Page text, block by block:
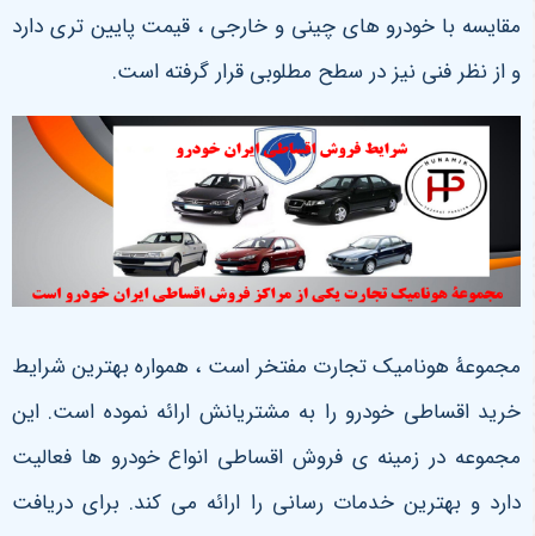
مقایسه با خودرو های چینی و خارجی ، قیمت پایین تری دارد
و از نظر فنی نیز در سطح مطلوبی قرار گرفته است.
مجموعۀ هونامیک تجارت مفتخر است ، همواره بهترین شرایط
خرید اقساطی خودرو را به مشتریانش ارائه نموده است. این
مجموعه در زمینه ی فروش اقساطی انواع خودرو ها فعالیت
دارد و بهترین خدمات رسانی را ارائه می کند. برای دریافت